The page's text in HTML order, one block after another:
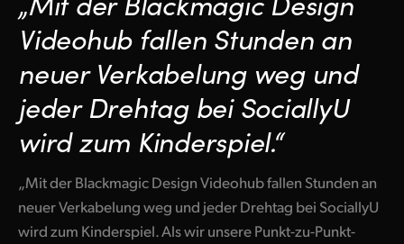
Mexico
Malaysia
Netherlands
New Zealand
Norway
Videohub fallen Stunden an
neuer Verkabelung weg und
jeder Drehtag bei SociallyU
wird zum Kinderspiel.“
„Mit der Blackmagic Design Videohub fallen Stunden an
neuer Verkabelung weg und jeder Drehtag bei SociallyU
wird zum Kinderspiel. Als wir unsere Punkt-zu-Punkt-